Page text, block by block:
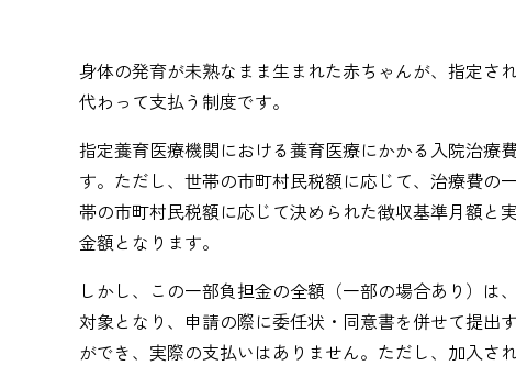
身体の発育が未熟なまま生まれた赤ちゃんが、指定さ
代わって支払う制度です。
指定養育医療機関における養育医療にかかる入院治療
す。ただし、世帯の市町村民税額に応じて、治療費の
帯の市町村民税額に応じて決められた徴収基準月額と
金額となります。
しかし、この一部負担金の全額（一部の場合あり）
対象となり、申請の際に委任状・同意書を併せて提出
ができ、実際の支払いはありません。ただし、加入さ